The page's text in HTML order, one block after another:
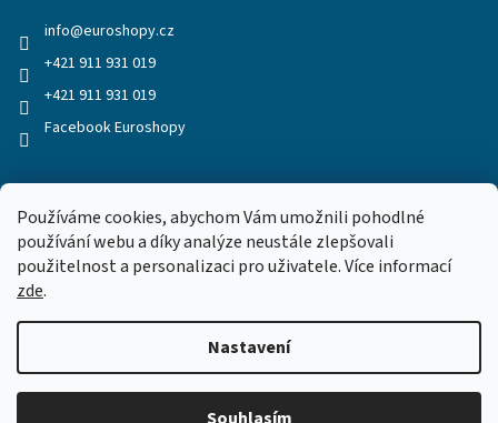
Používáme cookies, abychom Vám umožnili pohodlné
používání webu a díky analýze neustále zlepšovali
použitelnost a personalizaci pro uživatele. Více informací
zde.
Nastavení
info@euroshopy.cz
+421 911 931 019
+421 911 931 019
Facebook Euroshopy
Vytvořil Shoptet